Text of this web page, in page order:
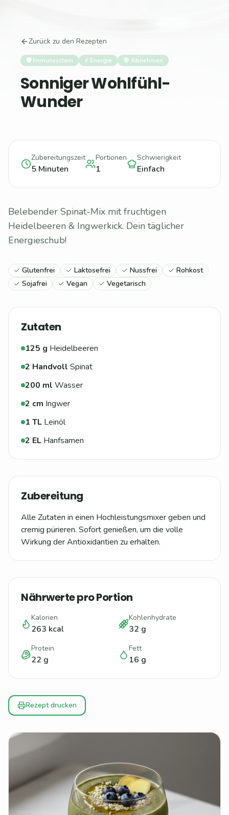
Zurück zu den Rezepten
🛡️ Immunsystem ⚡ Energie 🎯 Abnehmen
Sonniger Wohlfühl-
Wunder
Zubereitungszeit
5 Minuten
Portionen
1
Schwierigkeit
Einfach
Belebender Spinat-Mix mit fruchtigen
Heidelbeeren & Ingwerkick. Dein täglicher
Energieschub!
Glutenfrei Laktosefrei Nussfrei
Rohkost
Sojafrei
Vegan Vegetarisch
Zutaten
125 g Heidelbeeren
2 Handvoll Spinat
200 ml Wasser
2 cm Ingwer
1 TL Leinöl
2 EL Hanfsamen
Zubereitung
Alle Zutaten in einen Hochleistungsmixer geben und
cremig pürieren. Sofort genießen, um die volle
Wirkung der Antioxidantien zu erhalten.
Nährwerte pro Portion
Kalorien
263 kcal
Kohlenhydrate
32 g
Protein
22 g
Fett
16 g
Rezept drucken